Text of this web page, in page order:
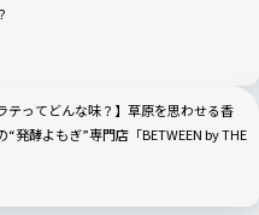
テってどんな味？】草原を思わせる香
“発酵よもぎ”専門店「BETWEEN by THE